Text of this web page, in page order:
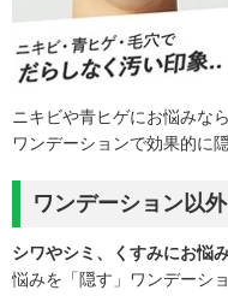
ニキビや青ヒゲにお悩みなら
ワンデーションで効果的に
ワンデーション以
シワやシミ、くすみにお悩
悩みを「隠す」ワンデーシ